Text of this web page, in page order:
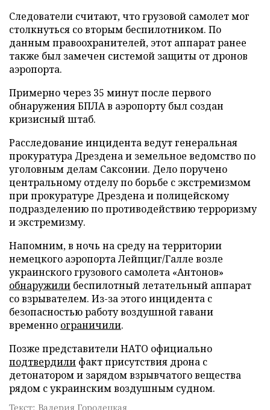
Следователи считают, что грузовой самолет мог
столкнуться со вторым беспилотником. По
данным правоохранителей, этот аппарат ранее
также был замечен системой защиты от дронов
аэропорта.
Примерно через 35 минут после первого
обнаружения БПЛА в аэропорту был создан
кризисный штаб.
Расследование инцидента ведут генеральная
прокуратура Дрездена и земельное ведомство по
уголовным делам Саксонии. Дело поручено
центральному отделу по борьбе с экстремизмом
при прокуратуре Дрездена и полицейскому
подразделению по противодействию терроризму
и экстремизму.
Напомним, в ночь на среду на территории
немецкого аэропорта Лейпциг/Галле возле
украинского грузового самолета «Антонов»
обнаружили беспилотный летательный аппарат
со взрывателем. Из-за этого инцидента с
безопасностью работу воздушной гавани
временно ограничили.
Позже представители НАТО официально
подтвердили факт присутствия дрона с
детонатором и зарядом взрывчатого вещества
рядом с украинским воздушным судном.
Текст: Валерия Городецкая